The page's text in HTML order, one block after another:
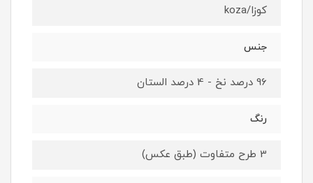
کوزا/koza
جنس
96 درصد نخ - 4 درصد الستان
رنگ
3 طرح متفاوت (طبق عکس)